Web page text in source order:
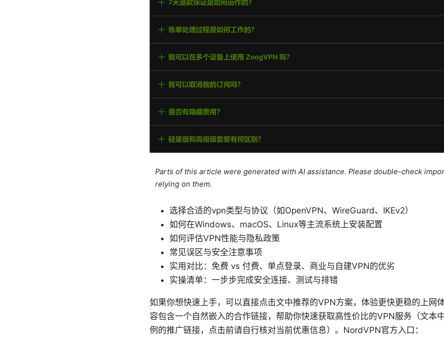
Parts of this article were generated with AI assistance. Please double-check
relying on them.
选择合适的vpn类型与协议（如OpenVPN、WireGuard、IKEv2）
如何在Windows、macOS、Linux等主流系统上安装配置
如何评估VPN性能与隐私政策
常见误区与安全注意事项
实用对比：免费 vs 付费、单点登录、商业与自建VPN的优劣
实操清单：一步步完成安全连接、测试与排错
如果你想快速上手，可以直接点击文中推荐的VPN方案，体验更快更稳的上网
容包含一个自然嵌入的合作链接，帮助你快速获取高性价比的VPN服务（文本
例的推广链接，点击前请自行核对当前优惠信息）。NordVPN官方入口：